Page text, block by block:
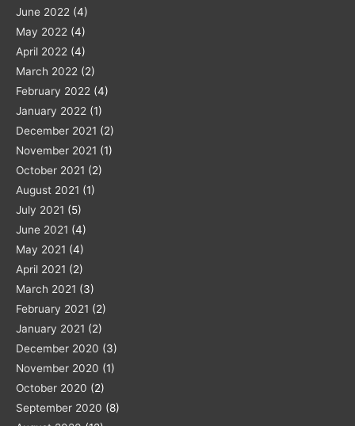
June 2022 (4)
May 2022 (4)
April 2022 (4)
March 2022 (2)
February 2022 (4)
January 2022 (1)
December 2021 (2)
November 2021 (1)
October 2021 (2)
August 2021 (1)
July 2021 (5)
June 2021 (4)
May 2021 (4)
April 2021 (2)
March 2021 (3)
February 2021 (2)
January 2021 (2)
December 2020 (3)
November 2020 (1)
October 2020 (2)
September 2020 (8)